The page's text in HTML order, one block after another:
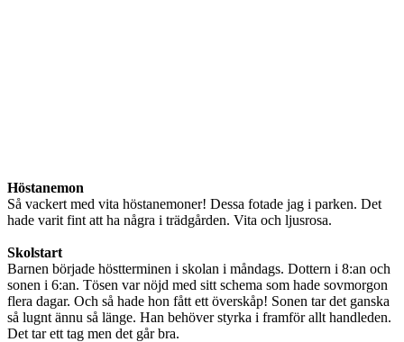
Höstanemon
Så vackert med vita höstanemoner! Dessa fotade jag i parken. Det
hade varit fint att ha några i trädgården. Vita och ljusrosa.
Skolstart
Barnen började höstterminen i skolan i måndags. Dottern i 8:an och
sonen i 6:an. Tösen var nöjd med sitt schema som hade sovmorgon
flera dagar. Och så hade hon fått ett överskåp! Sonen tar det ganska
så lugnt ännu så länge. Han behöver styrka i framför allt handleden.
Det tar ett tag men det går bra.